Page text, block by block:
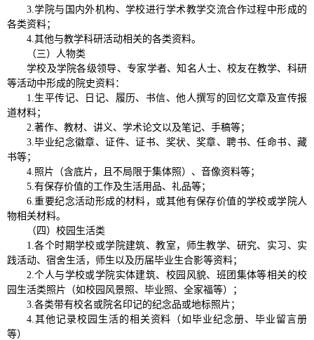
3.学院与国内外机构、学校进行学术教学交流合作过程中形成的
各类资料；
4.其他与教学科研活动相关的各类资料。
（三）人物类
学校及学院各级领导、专家学者、知名人士、校友在教学、科研
等活动中形成的院史资料：
1.生平传记、日记、履历、书信、他人撰写的回忆文章及宣传报
道材料；
2.著作、教材、讲义、学术论文以及笔记、手稿等；
3.毕业纪念徽章、证件、证书、奖状、奖章、聘书、任命书、藏
书等；
4.照片（含底片，且不局限于集体照）、音像资料等；
5.有保存价值的工作及生活用品、礼品等；
6.重要纪念活动形成的材料，或其他有保存价值的学校或学院人
物相关材料。
（四）校园生活类
1.各个时期学校或学院建筑、教室，师生教学、研究、实习、实
践活动、宿舍生活，师生以及历届毕业生合影等资料；
2.个人与学校或学院实体建筑、校园风貌、班团集体等相关的校
园生活类照片（如校园风景照、毕业照、全家福等）；
3.各类带有校名或院名印记的纪念品或地标照片；
4.其他记录校园生活的相关资料（如毕业纪念册、毕业留言册
等）